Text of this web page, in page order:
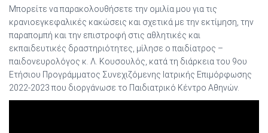
Μπορείτε να παρακολουθήσετε την ομιλία μου για τις
κρανιοεγκεφαλικές κακώσεις και σχετικά με την εκτίμηση, την
παραπομπή και την επιστροφή στις αθλητικές και
εκπαιδευτικές δραστηριότητες, μίλησε ο παιδίατρος –
παιδονευρολόγος κ. Λ. Κουσουλός, κατά τη διάρκεια του 9ου
Ετήσιου Προγράμματος Συνεχιζόμενης Ιατρικής Επιμόρφωσης
2022-2023 που διοργάνωσε το Παιδιατρικό Κέντρο Αθηνών.